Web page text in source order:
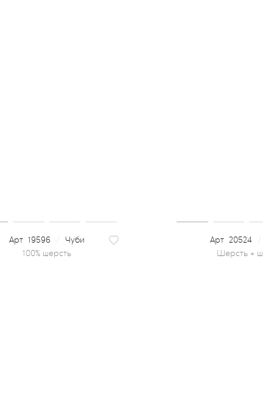
19596
Чуби
100% шерсть
20524